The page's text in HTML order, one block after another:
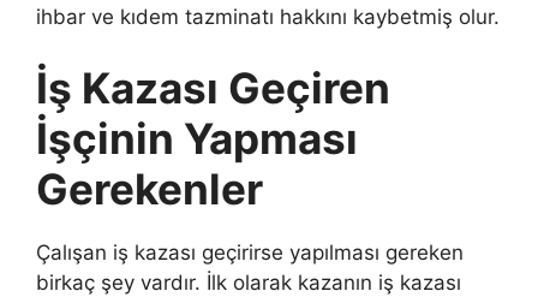
ihbar ve kıdem tazminatı hakkını kaybetmiş olur.
İş Kazası Geçiren
İşçinin Yapması
Gerekenler
Çalışan iş kazası geçirirse yapılması gereken
birkaç şey vardır. İlk olarak kazanın iş kazası